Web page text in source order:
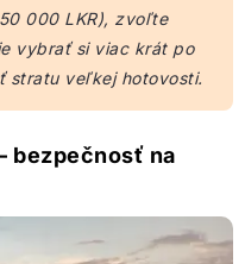
000 LKR), zvoľte
vybrať si viac krát po
stratu veľkej hotovosti.
bezpečnosť na